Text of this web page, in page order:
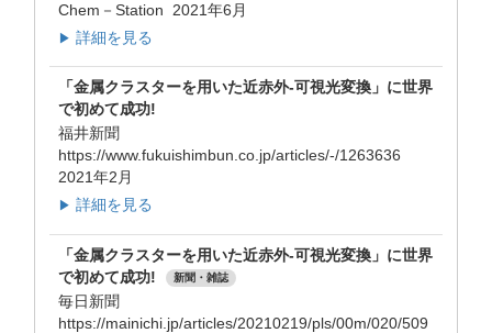
Chem－Station 2021年6月
▶ 詳細を見る
「金属クラスターを用いた近赤外-可視光変換」に世界
で初めて成功!
福井新聞
https://www.fukuishimbun.co.jp/articles/-/1263636
2021年2月
▶ 詳細を見る
「金属クラスターを用いた近赤外-可視光変換」に世界
で初めて成功!
新聞・雑誌
毎日新聞
https://mainichi.jp/articles/20210219/pls/00m/020/509